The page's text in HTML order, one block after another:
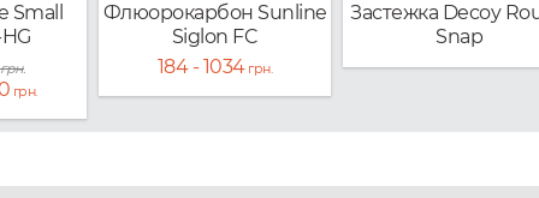
грн.
Флюорокарбон Sunline
Siglon FC
184 - 1034грн.
Застежка Decoy
Snap